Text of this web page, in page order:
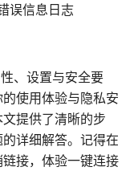
误信息日志
、设置与安全要
使用体验与隐私安
提供了清晰的步
详细解答。记得在
接，体验一键连接